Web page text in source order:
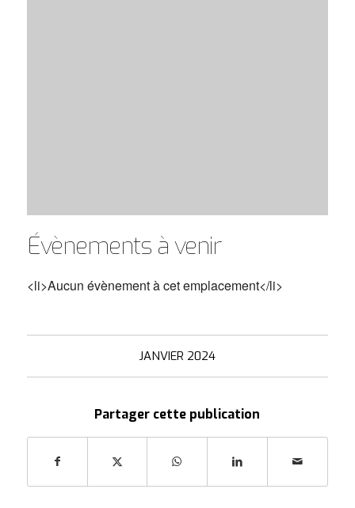
Évènements à venir
<li>Aucun évènement à cet emplacement</li>
JANVIER 2024
Partager cette publication